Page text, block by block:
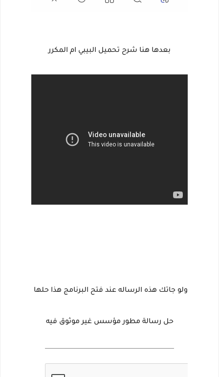
بعدها هنا شرح تحميل البيبي ام المكرر
ولو جاتك هذه الرساله عند فتح البرنامج هذا حلها
حل رسالة مطور مؤسس غير موثوق فيه